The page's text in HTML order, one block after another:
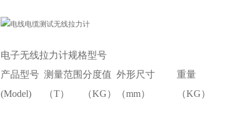
电子无线拉力计规格型号
产品型号
(Model)
测量范围
（T）
分度值
（KG）
外形尺寸
（mm）
重量
（KG）